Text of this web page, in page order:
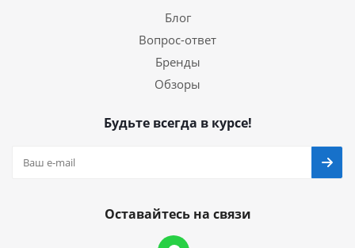
Блог
Вопрос-ответ
Бренды
Обзоры
Будьте всегда в курсе!
Оставайтесь на связи